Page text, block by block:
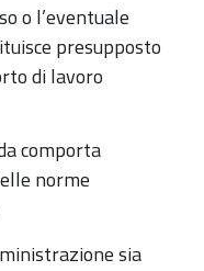
o l’eventuale
presupposto
di lavoro
comporta
norme
sia